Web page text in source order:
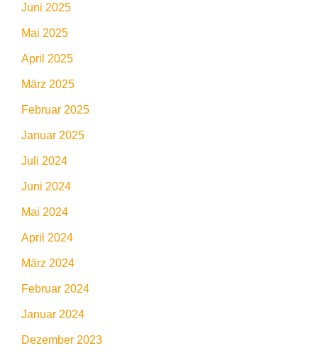
Juni 2025
Mai 2025
April 2025
März 2025
Februar 2025
Januar 2025
Juli 2024
Juni 2024
Mai 2024
April 2024
März 2024
Februar 2024
Januar 2024
Dezember 2023